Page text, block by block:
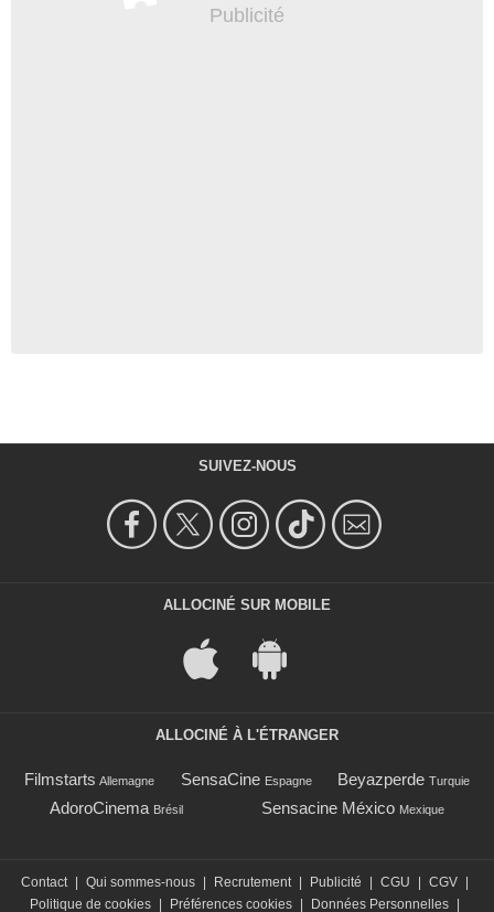
SUIVEZ-NOUS
ALLOCINÉ SUR MOBILE
ALLOCINÉ À L'ÉTRANGER
Filmstarts Allemagne SensaCine Espagne Beyazperde Turquie
AdoroCinema Brésil Sensacine México Mexique
Contact Qui sommes-nous Recrutement Publicité CGU CGV
Politique de cookies
Préférences cookies Données Personnelles